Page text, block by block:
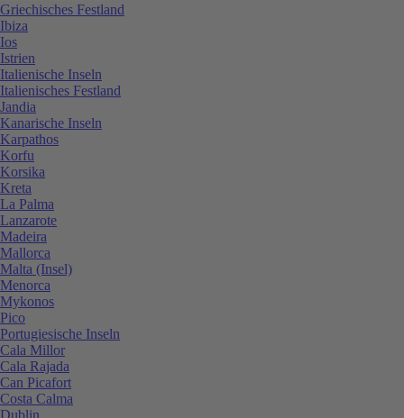
Griechisches Festland
Ibiza
Ios
Istrien
Italienische Inseln
Italienisches Festland
Jandia
Kanarische Inseln
Karpathos
Korfu
Korsika
Kreta
La Palma
Lanzarote
Madeira
Mallorca
Malta (Insel)
Menorca
Mykonos
Pico
Portugiesische Inseln
Cala Millor
Cala Rajada
Can Picafort
Costa Calma
Dublin